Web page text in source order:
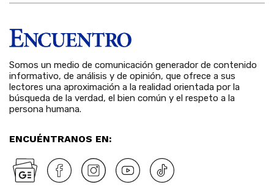
Somos un medio de comunicación generador de contenido
informativo, de análisis y de opinión, que ofrece a sus
lectores una aproximación a la realidad orientada por la
búsqueda de la verdad, el bien común y el respeto a la
persona humana.
ENCUÉNTRANOS EN: